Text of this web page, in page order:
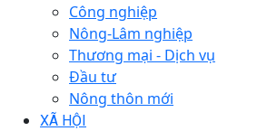
Công nghiệp
Nông-Lâm nghiệp
Thương mại - Dịch vụ
Đầu tư
Nông thôn mới
XÃ HỘI